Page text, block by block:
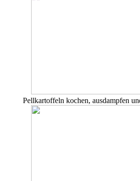
Pellkartoffeln kochen, ausdampfen